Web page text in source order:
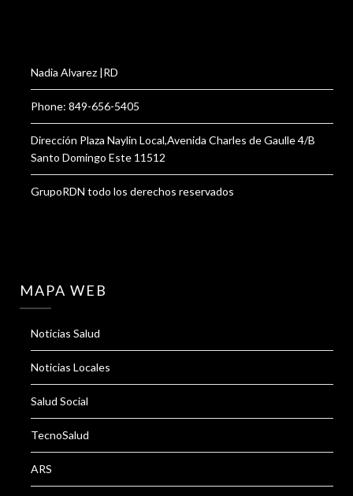
Nadia Alvarez |RD
Phone: 849-656-5405
Dirección Plaza Naylin Local,Avenida Charles de Gaulle 4/B
Santo Domingo Este 11512
GrupoRDN todo los derechos reservados
MAPA WEB
Noticias Salud
Noticias Locales
Salud Social
TecnoSalud
ARS